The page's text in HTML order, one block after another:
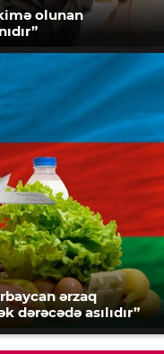
olunan
ərzaq
dərəcədə asılıdır”